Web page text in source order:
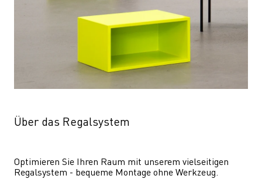
Über das Regalsystem
Optimieren Sie Ihren Raum mit unserem vielseitigen
Regalsystem - bequeme Montage ohne Werkzeug.